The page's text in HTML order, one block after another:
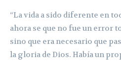
“La vida a sido diferente en
ahora se que no fue un error
sino que era necesario que
la gloria de Dios. Había un